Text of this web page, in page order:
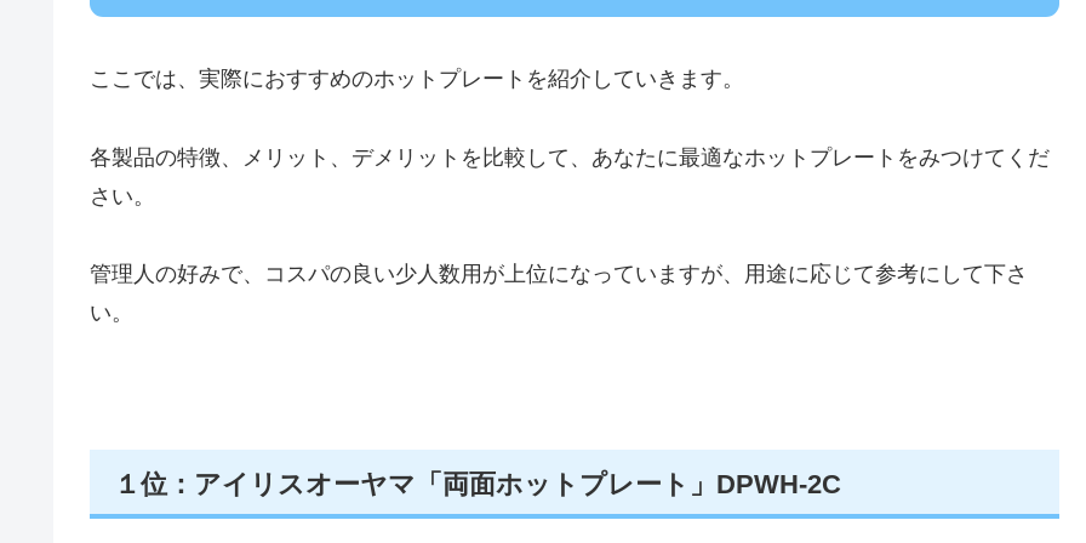
ここでは、実際におすすめのホットプレートを紹介していきます。
各製品の特徴、メリット、デメリットを比較して、あなたに最適なホットプレートをみつけてくだ
さい。
管理人の好みで、コスパの良い少人数用が上位になっていますが、用途に応じて参考にして下さ
い。
１位：アイリスオーヤマ「両面ホットプレート」DPWH-2C